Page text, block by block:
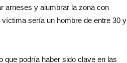
arneses y alumbrar la zona con
sería un hombre de entre 30 y
que podría haber sido clave en las